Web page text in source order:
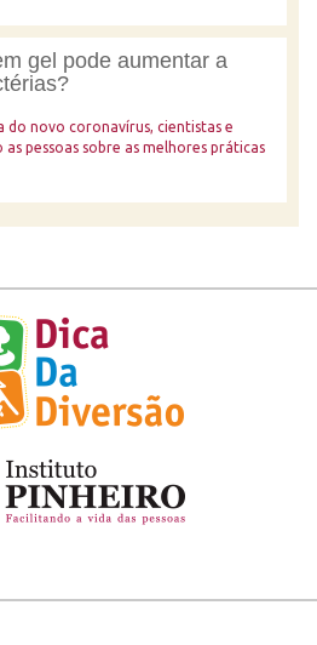
gel pode aumentar a
do novo coronavírus, cientistas e
pessoas sobre as melhores práticas